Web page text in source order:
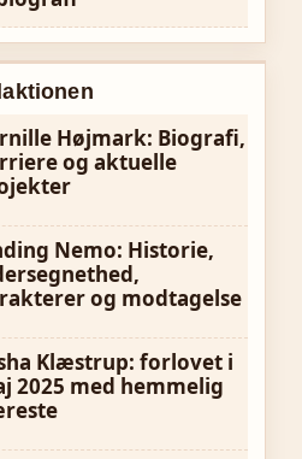
Højmark: Biografi,
og aktuelle
Nemo: Historie,
og modtagelse
Klæstrup: forlovet i
2025 med hemmelig